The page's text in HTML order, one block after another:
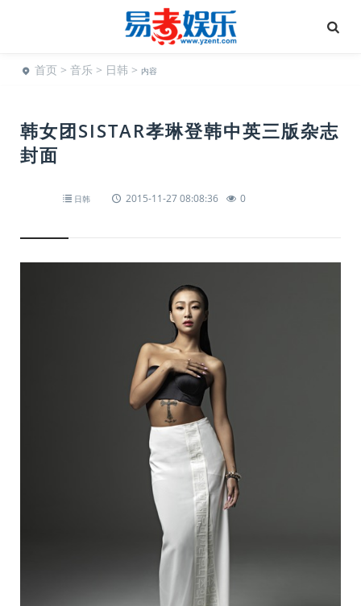
首页 > 音乐 > 日韩 > 内容
韩女团SISTAR孝琳登韩中英三版杂志
封面
日韩 2015-11-27 08:08:36 0